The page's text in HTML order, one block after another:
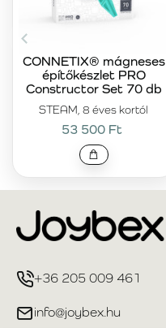
STEAM, 8 éves kortól
CONNETIX® mágneses
építőkészlet PRO
Constructor Set 70 db
53 500 Ft
+36 205 009 461
info@joybex.hu